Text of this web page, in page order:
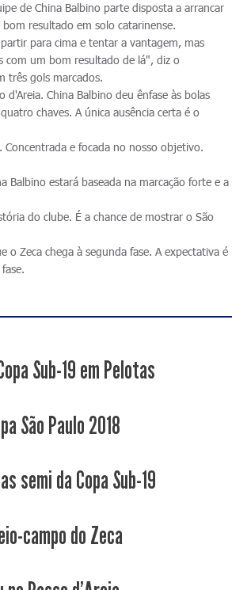
de China Balbino parte disposta a arrancar
bom resultado em solo catarinense.
para cima e tentar a vantagem, mas
com um bom resultado de lá", diz o
três gols marcados.
China Balbino deu ênfase às bolas
chaves. A única ausência certa é o
e focada no nosso objetivo.
Balbino estará baseada na marcação forte e a
do clube. É a chance de mostrar o São
o Zeca chega à segunda fase. A expectativa é
Sub-19 em Pelotas
São Paulo 2018
semi da Copa Sub-19
campo do Zeca